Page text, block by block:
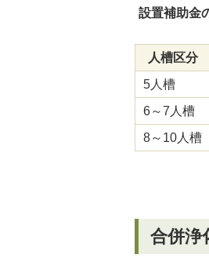
設置補助金
人槽区分
5人槽
6～7人槽
8～10人槽
合併浄